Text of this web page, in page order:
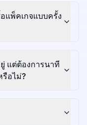
แพ็คเกจแบบครั้ง
แต่ต้องการนาที
รือไม่?